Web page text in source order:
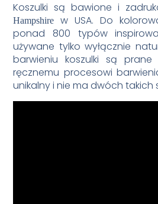
Koszulki są bawione i
Hampshire
w USA. Do
ponad 800 typów
używane tylko wyłącznie
barwieniu koszulki są prane
ręcznemu procesowi
unikalny i nie ma dwóch takich